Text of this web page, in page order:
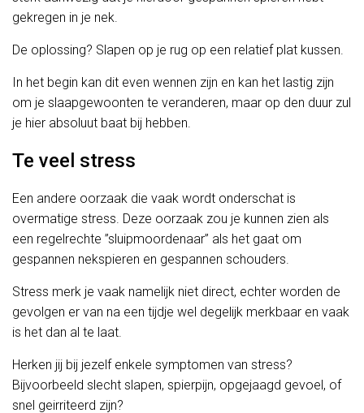
gekregen in je nek.
De oplossing? Slapen op je rug op een relatief plat kussen.
In het begin kan dit even wennen zijn en kan het lastig zijn
om je slaapgewoonten te veranderen, maar op den duur zul
je hier absoluut baat bij hebben.
Te veel stress
Een andere oorzaak die vaak wordt onderschat is
overmatige stress. Deze oorzaak zou je kunnen zien als
een regelrechte ”sluipmoordenaar” als het gaat om
gespannen nekspieren en gespannen schouders.
Stress merk je vaak namelijk niet direct, echter worden de
gevolgen er van na een tijdje wel degelijk merkbaar en vaak
is het dan al te laat.
Herken jij bij jezelf enkele symptomen van stress?
Bijvoorbeeld slecht slapen, spierpijn, opgejaagd gevoel, of
snel geirriteerd zijn?